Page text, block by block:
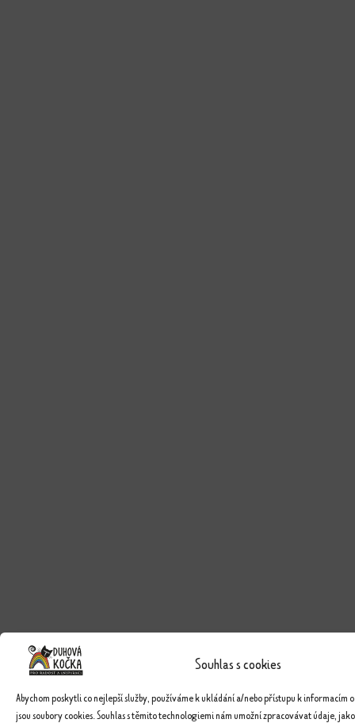
Souhlas s cookies
Abychom poskytli co nejlepší služby, používáme k ukládání a/nebo přístupu k informacím
jsou soubory cookies. Souhlas s těmito technologiemi nám umožní zpracovávat údaje,